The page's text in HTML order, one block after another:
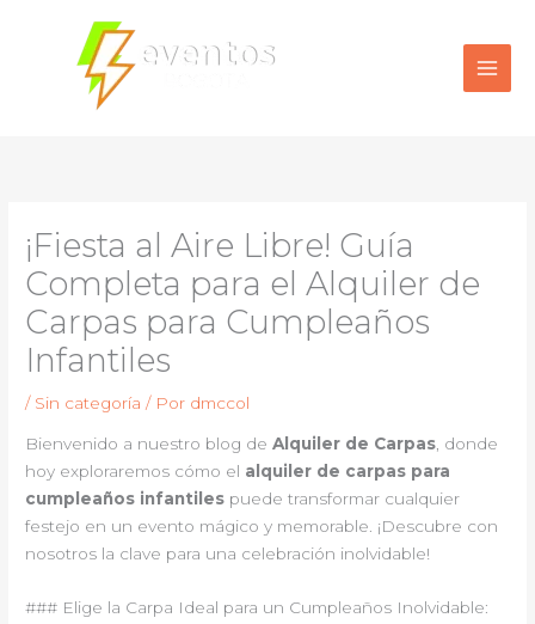
contenido
¡Fiesta al Aire Libre! Guía
Completa para el Alquiler de
Carpas para Cumpleaños
Infantiles
/ Sin categoría / Por dmccol
Bienvenido a nuestro blog deAlquiler de Carpas, donde
hoy exploraremos cómo el alquiler de carpas para
cumpleaños infantiles puede transformar cualquier
festejo en un evento mágico y memorable. ¡Descubre con
nosotros la clave para una celebración inolvidable!
### Elige la Carpa Ideal para un Cumpleaños Inolvidable: